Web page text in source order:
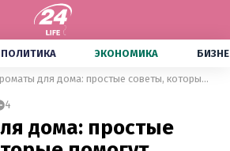
ЭКОНОМИКА
Ароматы для дома: простые советы, которые помогут создать уютную атмосферу
4
дома: простые